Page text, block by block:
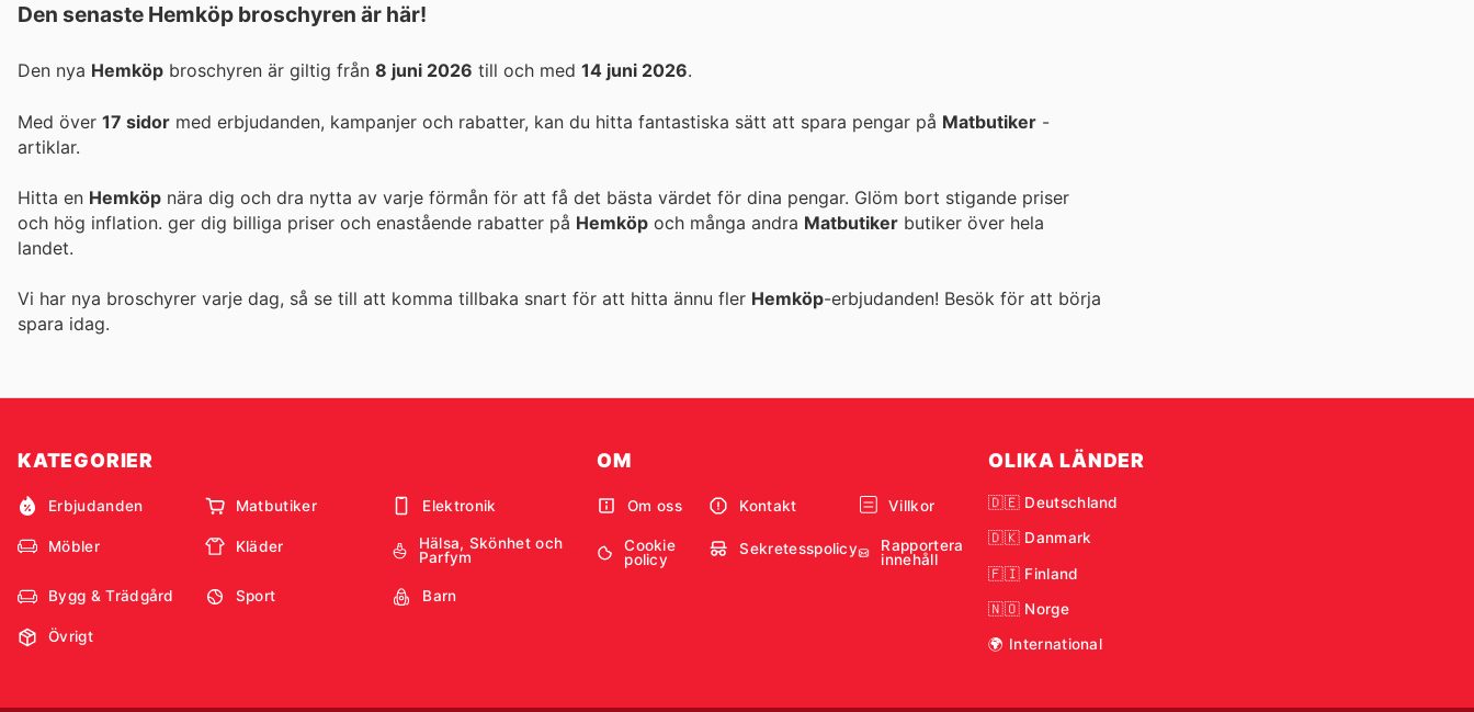
Den senaste Hemköp broschyren är här!
Den nya Hemköp broschyren är giltig från 8 juni 2026 till och med 14 juni 2026.
Med över 17 sidor med erbjudanden, kampanjer och rabatter, kan du hitta fantastiska sätt att spara pengar på Matbutiker -
artiklar.
Hitta en Hemköp nära dig och dra nytta av varje förmån för att få det bästa värdet för dina pengar. Glöm bort stigande priser
och hög inflation. ger dig billiga priser och enastående rabatter på Hemköp och många andra Matbutiker butiker över hela
landet.
Vi har nya broschyrer varje dag, så se till att komma tillbaka snart för att hitta ännu fler Hemköp-erbjudanden! Besök för att börja
spara idag.
KATEGORIER
Erbjudanden Matbutiker Elektronik
Möbler Kläder
Hälsa, Skönhet och
Parfym
Bygg & Trädgård Sport Barn
Övrigt
OM
Om oss Kontakt Villkor
Cookie
policy
Sekretesspolicy
Rapportera
innehåll
OLIKA LÄNDER
🇩🇪 Deutschland
🇩🇰 Danmark
🇫🇮 Finland
🇳🇴 Norge
🌍 International